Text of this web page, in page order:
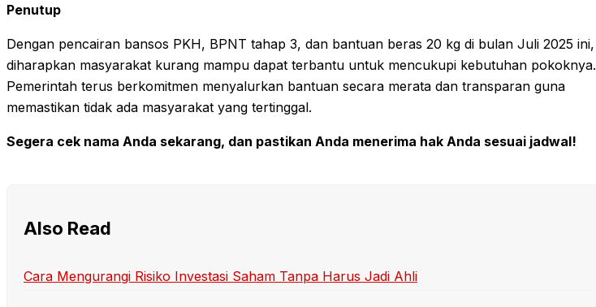
Penutup
Dengan pencairan bansos PKH, BPNT tahap 3, dan bantuan beras 20 kg di bulan Juli 2025 ini,
diharapkan masyarakat kurang mampu dapat terbantu untuk mencukupi kebutuhan pokoknya.
Pemerintah terus berkomitmen menyalurkan bantuan secara merata dan transparan guna
memastikan tidak ada masyarakat yang tertinggal.
Segera cek nama Anda sekarang, dan pastikan Anda menerima hak Anda sesuai jadwal!
Also Read
Cara Mengurangi Risiko Investasi Saham Tanpa Harus Jadi Ahli